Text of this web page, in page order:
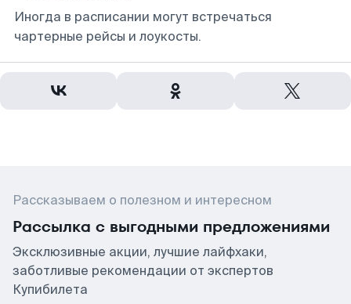
Иногда в расписании могут встречаться
чартерные рейсы и лоукосты.
Рассказываем о полезном и интересном
Рассылка с выгодными предложениями
Эксклюзивные акции, лучшие лайфхаки,
заботливые рекомендации от экспертов
Купибилета